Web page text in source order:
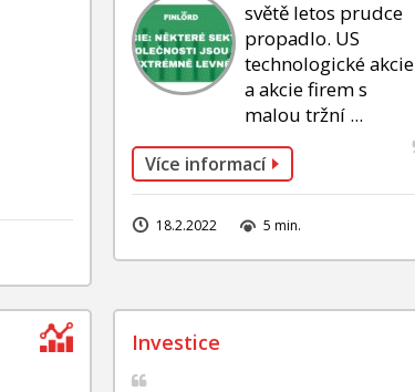
světě letos prudce
propadlo. US
technologické akcie
a akcie firem s
malou tržní ...
Více informací
18.2.2022 5 min.